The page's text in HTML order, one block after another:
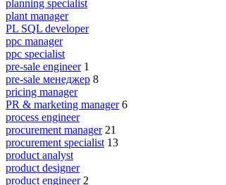
planning specialist
plant manager
PL SQL developer
ppc manager
ppc specialist
pre-sale engineer 1
pre-sale менеджер 8
pricing manager
PR & marketing manager 6
process engineer
procurement manager 21
procurement specialist 13
product analyst
product designer
product engineer 2